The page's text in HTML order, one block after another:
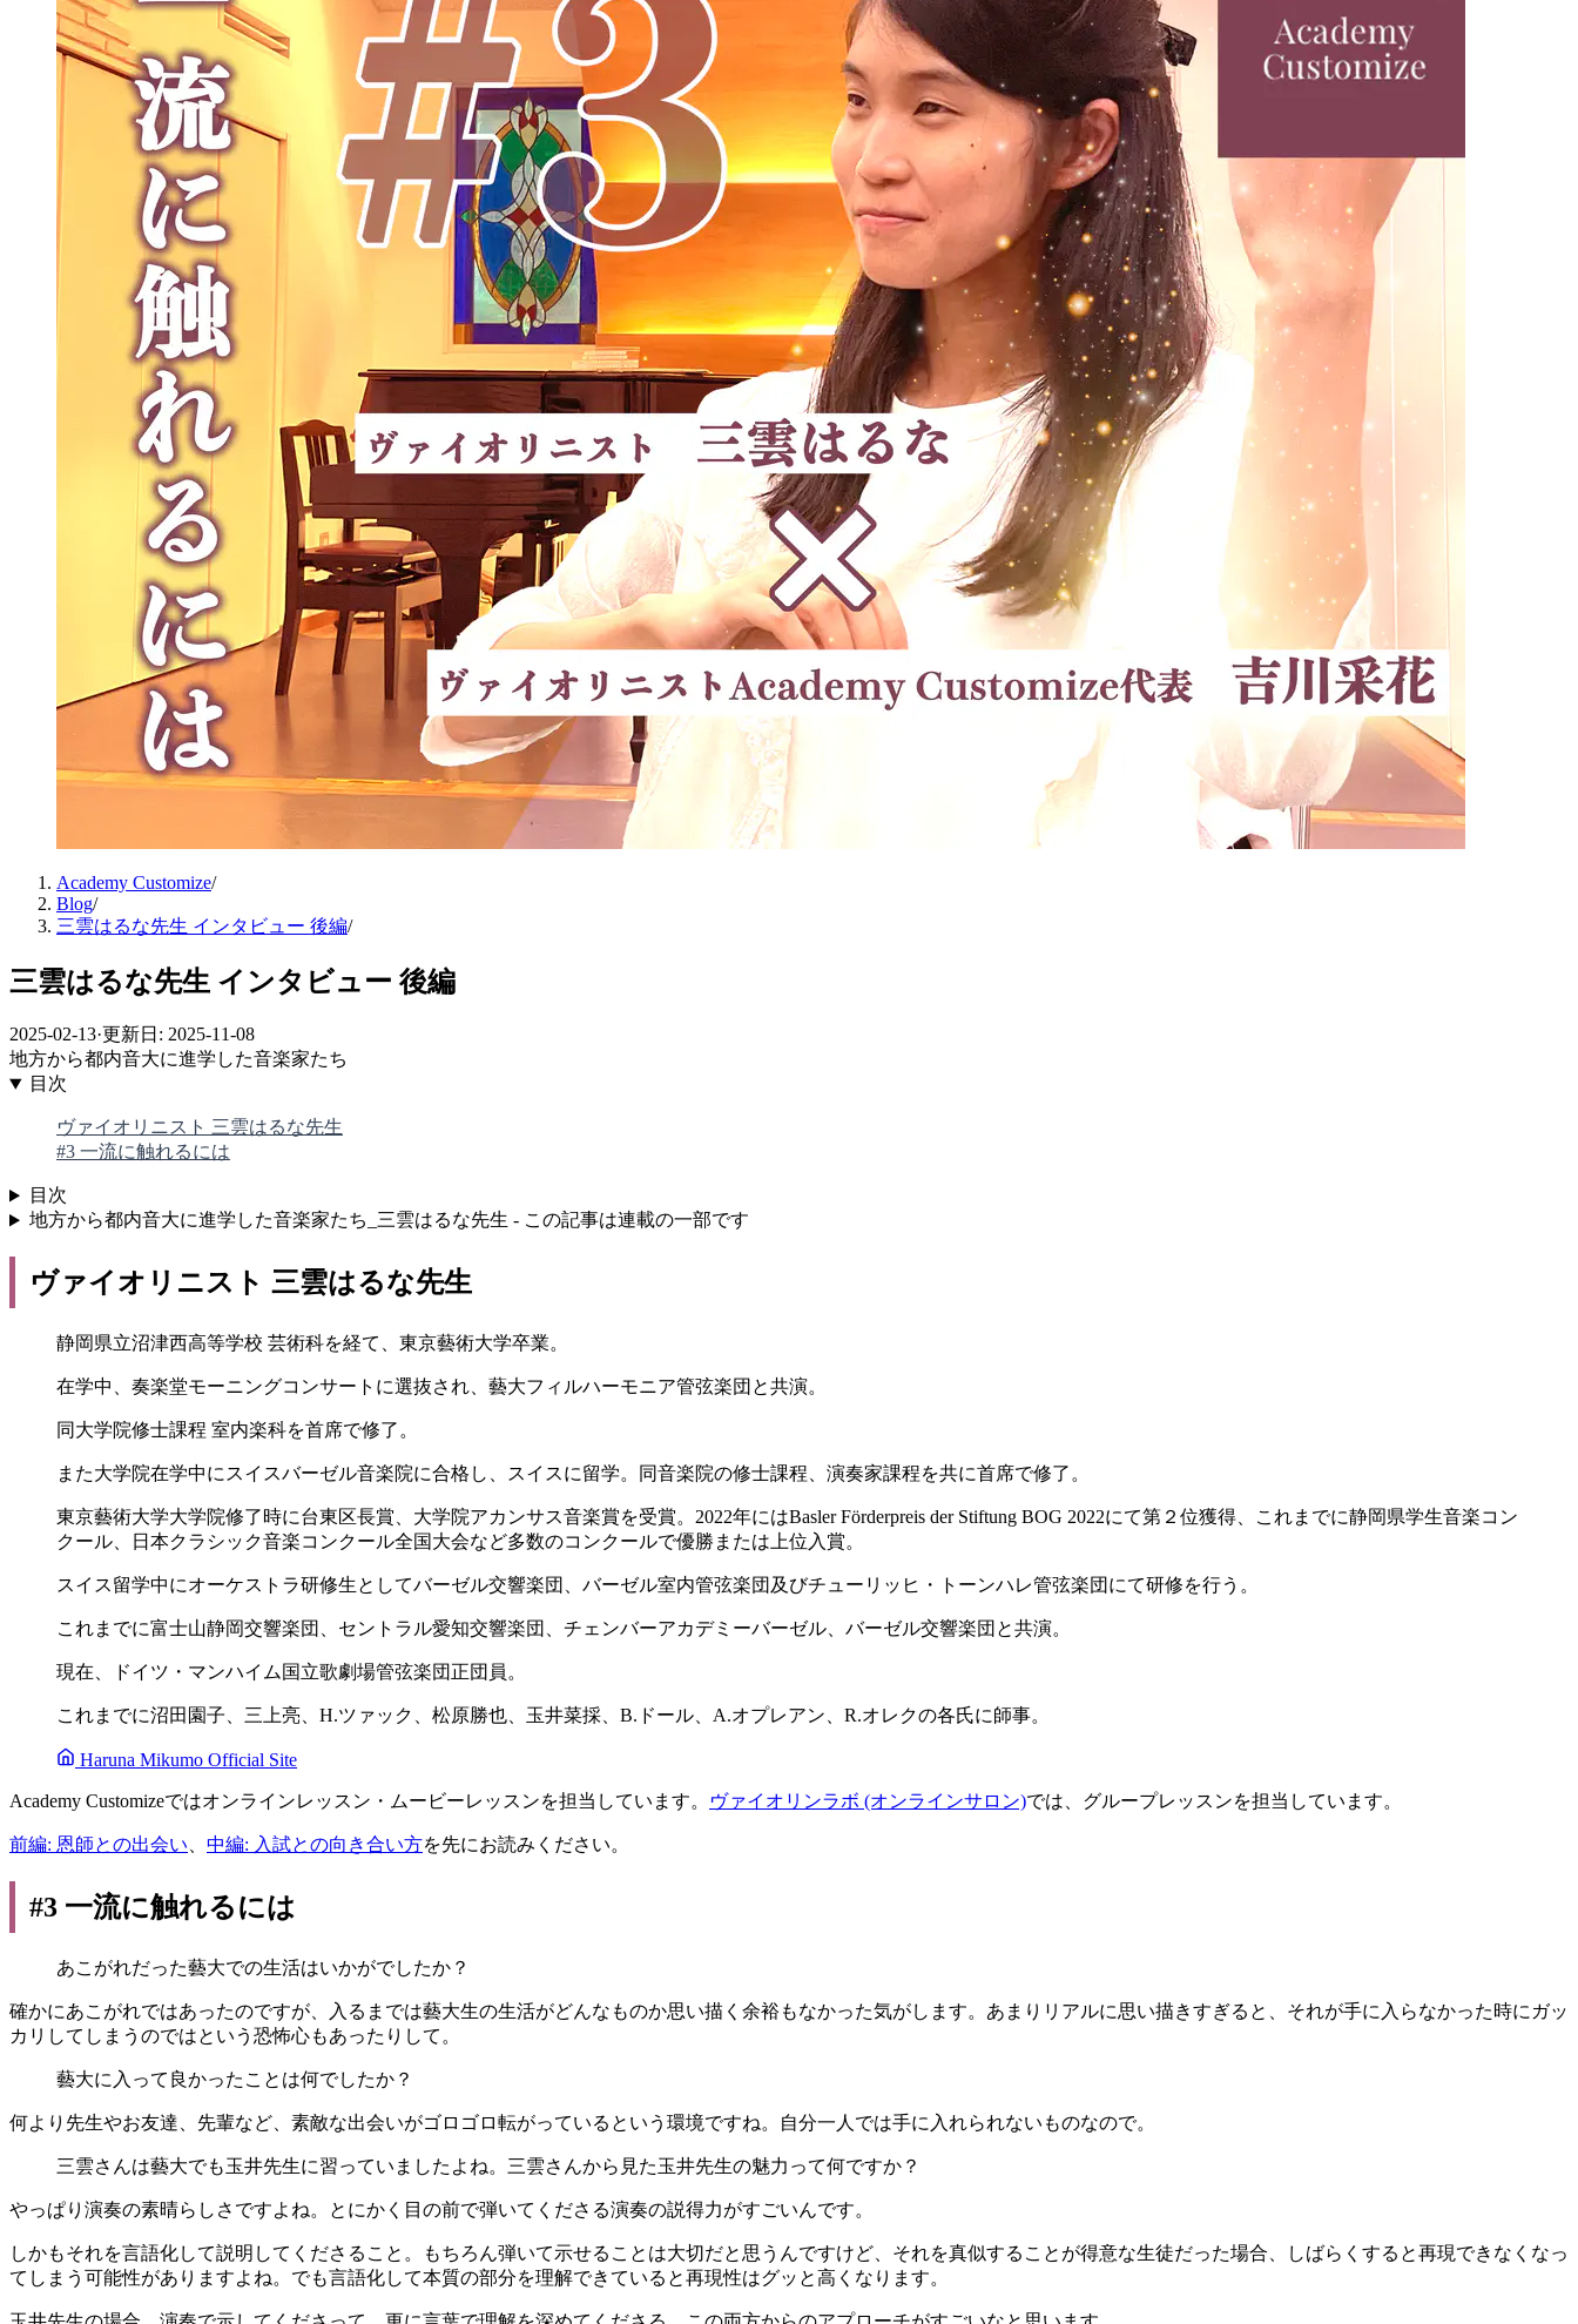
Academy Customize/
Blog/
三雲はるな先生 インタビュー 後編/
三雲はるな先生 インタビュー 後編
2025-02-13·更新日: 2025-11-08
地方から都内音大に進学した音楽家たち
目次
ヴァイオリニスト 三雲はるな先生
#3 一流に触れるには
目次
地方から都内音大に進学した音楽家たち_三雲はるな先生 - この記事は連載の一部です
ヴァイオリニスト 三雲はるな先生
静岡県立沼津西高等学校 芸術科を経て、東京藝術大学卒業。
在学中、奏楽堂モーニングコンサートに選抜され、藝大フィルハーモニア管弦楽団と共演。
同大学院修士課程 室内楽科を首席で修了。
また大学院在学中にスイスバーゼル音楽院に合格し、スイスに留学。同音楽院の修士課程、演奏家課程を共に首席で修了。
東京藝術大学大学院修了時に台東区長賞、大学院アカンサス音楽賞を受賞。2022年にはBasler Förderpreis der Stiftung BOG 2022にて第２位獲得、これまでに静岡県学生音楽コン
クール、日本クラシック音楽コンクール全国大会など多数のコンクールで優勝または上位入賞。
スイス留学中にオーケストラ研修生としてバーゼル交響楽団、バーゼル室内管弦楽団及びチューリッヒ・トーンハレ管弦楽団にて研修を行う。
これまでに富士山静岡交響楽団、セントラル愛知交響楽団、チェンバーアカデミーバーゼル、バーゼル交響楽団と共演。
現在、ドイツ・マンハイム国立歌劇場管弦楽団正団員。
これまでに沼田園子、三上亮、H.ツァック、松原勝也、玉井菜採、B.ドール、A.オプレアン、R.オレクの各氏に師事。
Haruna Mikumo Official Site
Academy Customizeではオンラインレッスン・ムービーレッスンを担当しています。 ヴァイオリンラボ (オンラインサロン)では、グループレッスンを担当しています。
前編: 恩師との出会い 中編: 入試との向き合い方を先にお読みください。
#3 一流に触れるには
あこがれだった藝大での生活はいかがでしたか？
確かにあこがれではあったのですが、入るまでは藝大生の生活がどんなものか思い描く余裕もなかった気がします。あまりリアルに思い描きすぎると、それが手に入らなかった時にガッ
カリしてしまうのではという恐怖心もあったりして。
藝大に入って良かったことは何でしたか？
何より先生やお友達、先輩など、素敵な出会いがゴロゴロ転がっているという環境ですね。自分一人では手に入れられないものなので。
三雲さんは藝大でも玉井先生に習っていましたよね。三雲さんから見た玉井先生の魅力って何ですか？
やっぱり演奏の素晴らしさですよね。とにかく目の前で弾いてくださる演奏の説得力がすごいんです。
しかもそれを言語化して説明してくださること。もちろん弾いて示せることは大切だと思うんですけど、それを真似することが得意な生徒だった場合、しばらくすると再現できなくなっ
てしまう可能性がありますよね。でも言語化して本質の部分を理解できていると再現性はグッと高くなります。